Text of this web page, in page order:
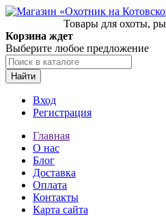
Товары для охоты,
Корзина ждет
Выберите любое предложение
Найти
Вход
Регистрация
Главная
О нас
Блог
Доставка
Оплата
Контакты
Карта сайта